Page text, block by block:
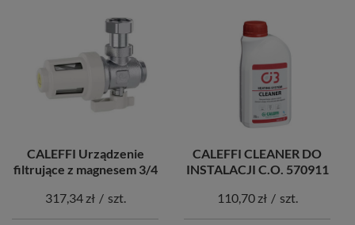
CALEFFI Urządzenie
filtrujące z magnesem 3/4
317,34 zł / szt.
CALEFFI CLEANER DO
INSTALACJI C.O. 570911
110,70 zł / szt.